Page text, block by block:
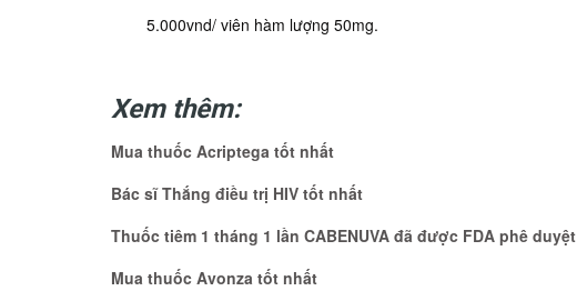
5.000vnd/ viên hàm lượng 50mg.
Xem thêm:
Mua thuốc Acriptega tốt nhất
Bác sĩ Thắng điều trị HIV tốt nhất
Thuốc tiêm 1 tháng 1 lần CABENUVA đã được FDA phê duyệt
Mua thuốc Avonza tốt nhất